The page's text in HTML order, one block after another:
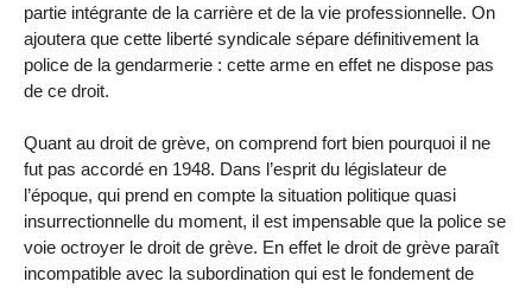
partie intégrante de la carrière et de la vie professionnelle. On
ajoutera que cette liberté syndicale sépare définitivement la
police de la gendarmerie : cette arme en effet ne dispose pas
de ce droit.
Quant au droit de grève, on comprend fort bien pourquoi il ne
fut pas accordé en 1948. Dans l’esprit du législateur de
l’époque, qui prend en compte la situation politique quasi
insurrectionnelle du moment, il est impensable que la police se
voie octroyer le droit de grève. En effet le droit de grève paraît
incompatible avec la subordination qui est le fondement de